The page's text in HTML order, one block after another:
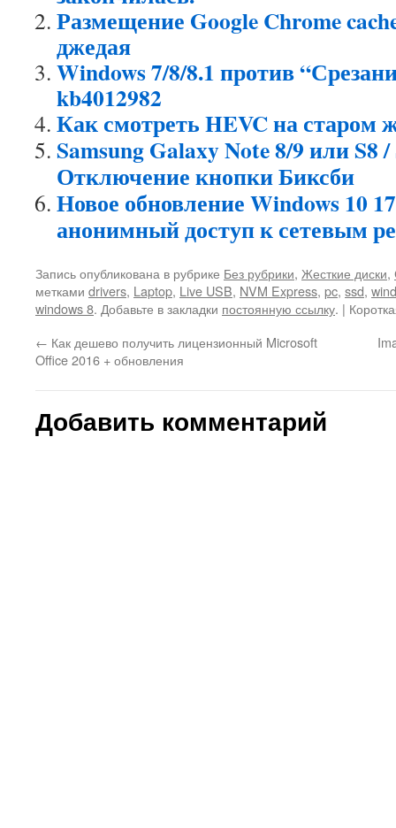
Размещение Google Chrome
джедая
Windows 7/8/8.1 против
kb4012982
Как смотреть HEVC на старом
Samsung Galaxy Note 8/9 или S8 /
Отключение кнопки Биксби
Новое обновление Windows 10
анонимный доступ к сетевым
Запись опубликована в рубрике Без рубрики, Жесткие диски,
метками drivers, Laptop, Live USB, NVM Express, pc, ssd,
windows 8. Добавьте в закладки постоянную ссылку. |
← Как дешево получить лицензионный Microsoft
Office 2016 + обновления
Добавить комментарий